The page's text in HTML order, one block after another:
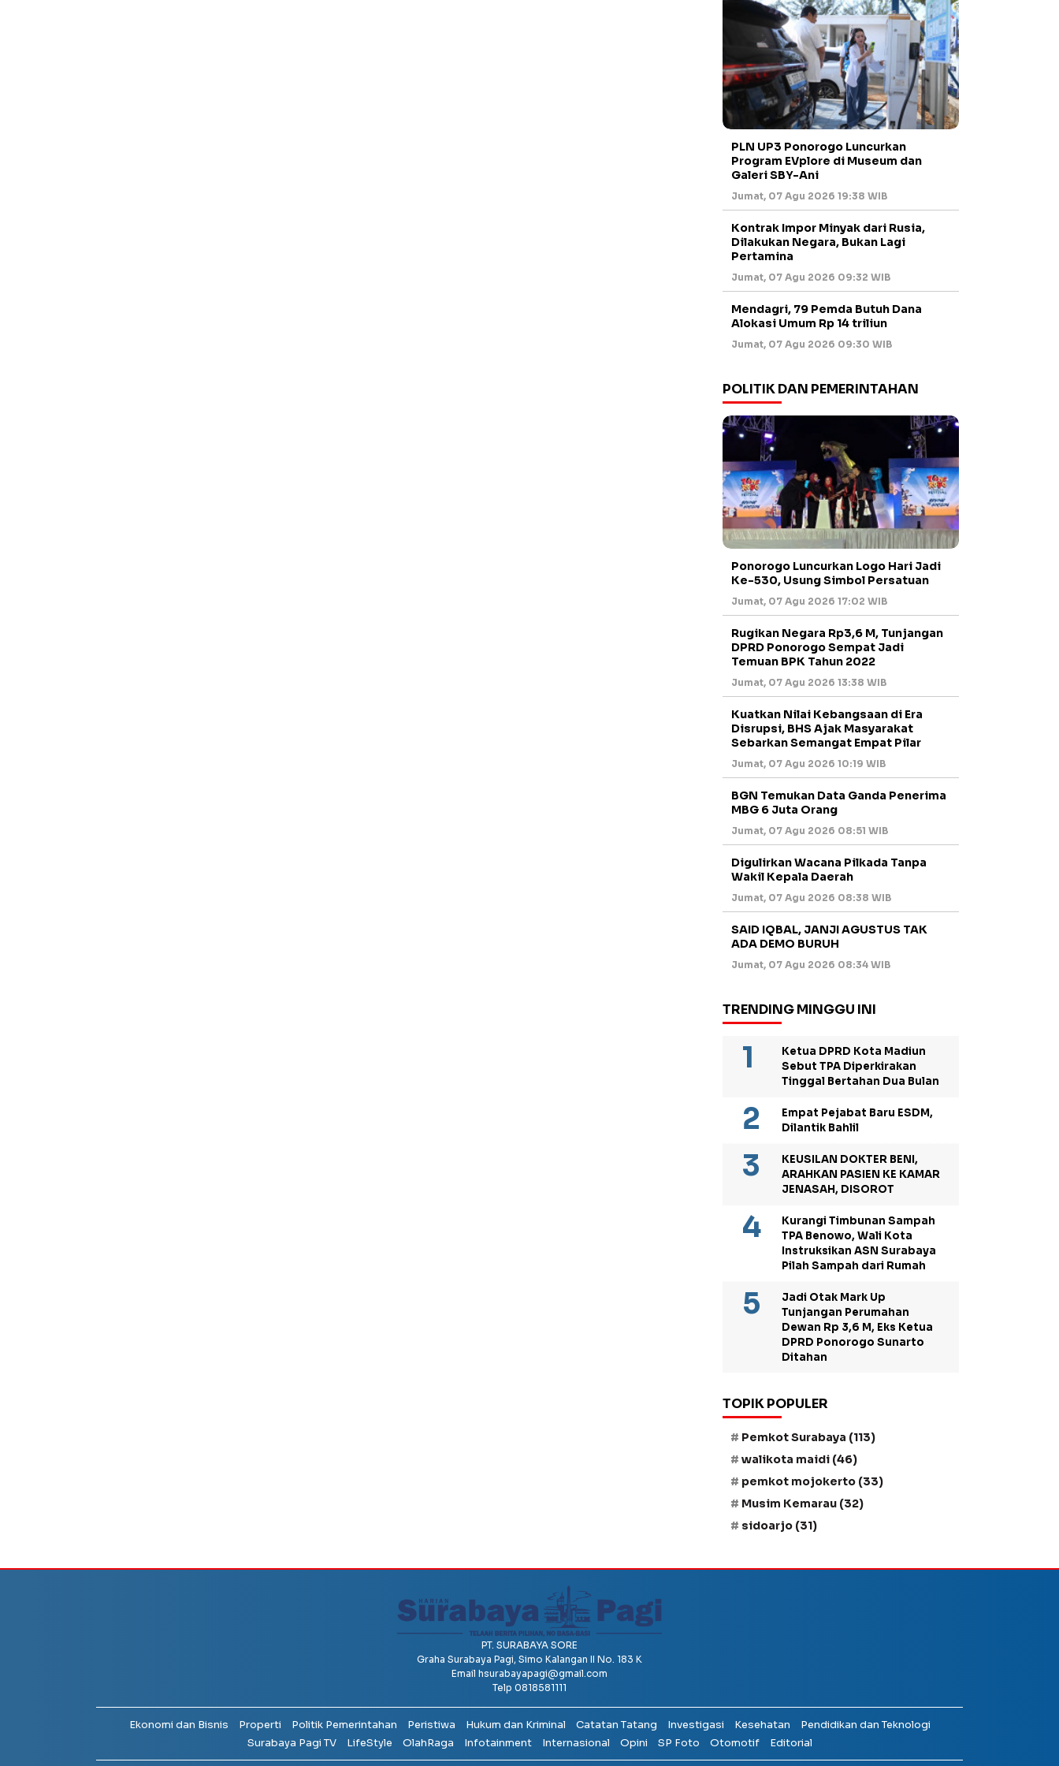
PLN UP3 Ponorogo Luncurkan
Program EVplore di Museum dan
Galeri SBY-Ani
Jumat, 07 Agu 2026 19:38 WIB
Kontrak Impor Minyak dari Rusia,
Dilakukan Negara, Bukan Lagi
Pertamina
Jumat, 07 Agu 2026 09:32 WIB
Mendagri, 79 Pemda Butuh Dana
Alokasi Umum Rp 14 triliun
Jumat, 07 Agu 2026 09:30 WIB
POLITIK DAN PEMERINTAHAN
Ponorogo Luncurkan Logo Hari Jadi
Ke-530, Usung Simbol Persatuan
Jumat, 07 Agu 2026 17:02 WIB
Rugikan Negara Rp3,6 M, Tunjangan
DPRD Ponorogo Sempat Jadi
Temuan BPK Tahun 2022
Jumat, 07 Agu 2026 13:38 WIB
Kuatkan Nilai Kebangsaan di Era
Disrupsi, BHS Ajak Masyarakat
Sebarkan Semangat Empat Pilar
Jumat, 07 Agu 2026 10:19 WIB
BGN Temukan Data Ganda Penerima
MBG 6 Juta Orang
Jumat, 07 Agu 2026 08:51 WIB
Digulirkan Wacana Pilkada Tanpa
Wakil Kepala Daerah
Jumat, 07 Agu 2026 08:38 WIB
SAID IQBAL, JANJI AGUSTUS TAK
ADA DEMO BURUH
Jumat, 07 Agu 2026 08:34 WIB
TRENDING MINGGU INI
Ketua DPRD Kota Madiun
Sebut TPA Diperkirakan
Tinggal Bertahan Dua Bulan
Empat Pejabat Baru ESDM,
Dilantik Bahlil
KEUSILAN DOKTER BENI,
ARAHKAN PASIEN KE KAMAR
JENASAH, DISOROT
Kurangi Timbunan Sampah
TPA Benowo, Wali Kota
Instruksikan ASN Surabaya
Pilah Sampah dari Rumah
Jadi Otak Mark Up
Tunjangan Perumahan
Dewan Rp 3,6 M, Eks Ketua
DPRD Ponorogo Sunarto
Ditahan
TOPIK POPULER
Pemkot Surabaya (113)
walikota maidi (46)
pemkot mojokerto (33)
Musim Kemarau (32)
sidoarjo (31)
PT. SURABAYA SORE
Graha Surabaya Pagi, Simo Kalangan II No. 183 K
Email hsurabayapagi@gmail.com
Telp 0818581111
Ekonomi dan Bisnis Properti Politik Pemerintahan Peristiwa Hukum dan Kriminal Catatan Tatang Investigasi Kesehatan
Pendidikan dan Teknologi
Surabaya Pagi TV
LifeStyle OlahRaga Infotainment Internasional Opini SP Foto Otomotif Editorial